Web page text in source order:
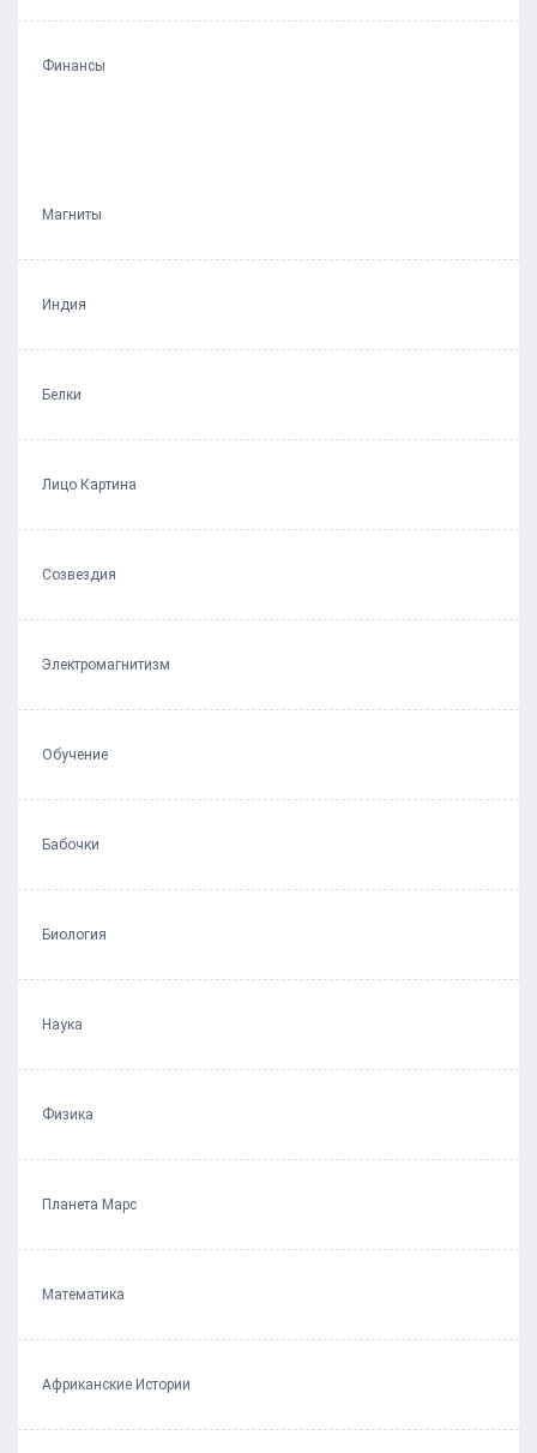
Финансы
Магниты
Индия
Белки
Лицо Картина
Созвездия
Электромагнитизм
Обучение
Бабочки
Биология
Наука
Физика
Планета Марс
Математика
Африканские Истории